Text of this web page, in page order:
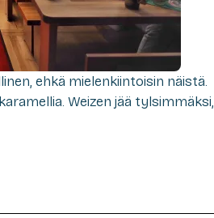
ehkä mielenkiintoisin näistä.
Weizen jää tylsimmäksi,